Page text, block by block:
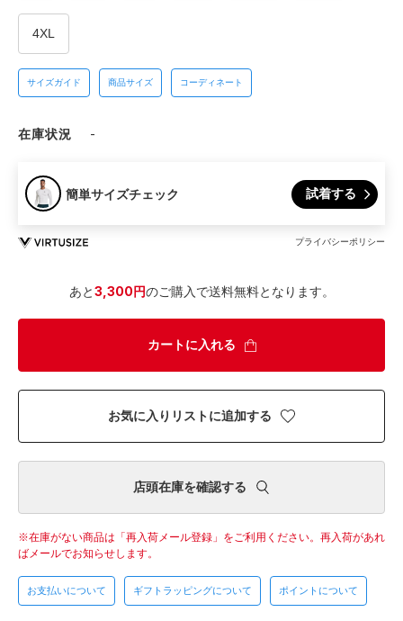
4XL
サイズガイド 商品サイズ コーディネート
在庫状況 -
簡単サイズチェック 試着する
プライバシーポリシー
あと3,300円のご購入で送料無料となります。
カートに入れる
お気に入りリストに追加する
店頭在庫を確認する
在庫がない商品は「再入荷メール登録」をご利用ください。 再入荷があれ
ばメールでお知らせします。
お支払いについて ギフトラッピングについて ポイントについて